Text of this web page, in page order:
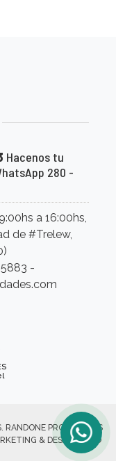
Hacenos tu
280 -
a 16:00hs,
de #Trelew,
-
PROPIEDADES
& DESARROLLO